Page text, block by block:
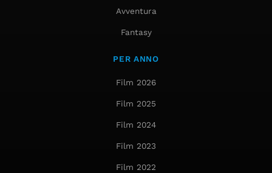
Avventura
Fantasy
PER ANNO
Film 2026
Film 2025
Film 2024
Film 2023
Film 2022